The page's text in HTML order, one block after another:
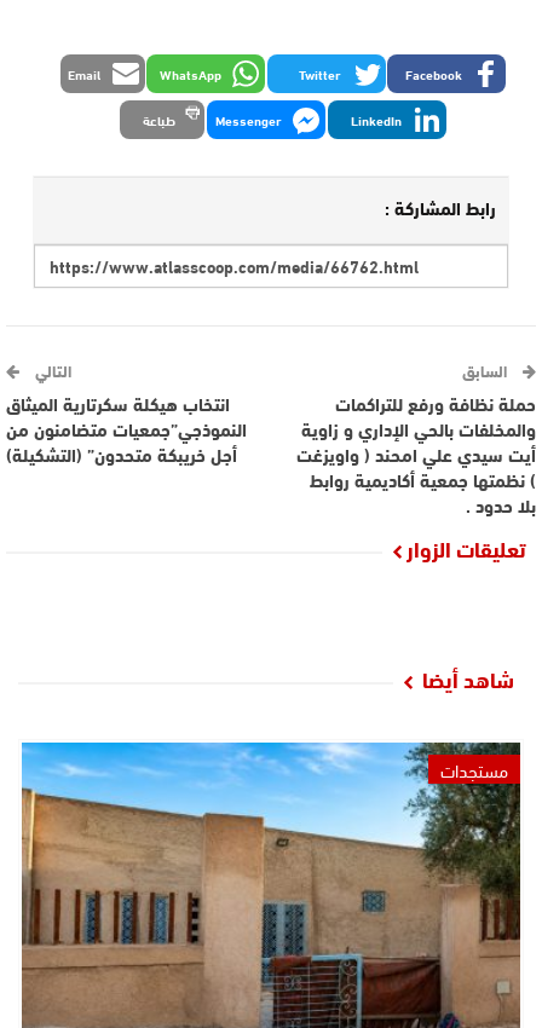
Facebook
Twitter
WhatsApp
Email
LinkedIn
Messenger طباعة
رابط المشاركة :
السابق
حملة نظافة ورفع للتراكمات
والمخلفات بالحي الإداري و زاوية
أيت سيدي علي امحند ( واويزغت
) نظمتها جمعية أكاديمية روابط
بلا حدود .
التالي
انتخاب هيكلة سكرتارية الميثاق
النموذجي”جمعيات متضامنون من
أجل خريبكة متحدون” (التشكيلة)
تعليقات الزوار
شاهد أيضا
مستجدات